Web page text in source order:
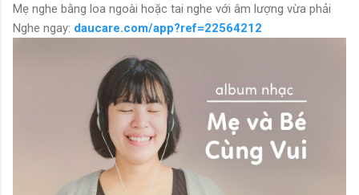
Mẹ nghe bằng loa ngoài hoặc tai nghe với âm lượng vừa phải
Nghe ngay: daucare.com/app?ref=22564212